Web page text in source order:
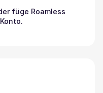
füge Roamless